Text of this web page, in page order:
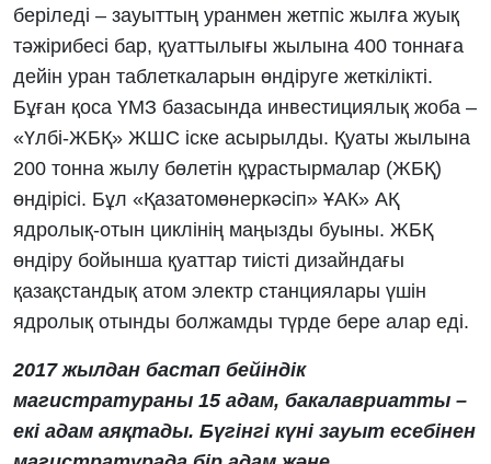
беріледі – зауыттың уранмен жетпіс жылға жуық
тәжірибесі бар, қуаттылығы жылына 400 тоннаға
дейін уран таблеткаларын өндіруге жеткілікті.
Бұған қоса ҮМЗ базасында инвестициялық жоба –
«Үлбі-ЖБҚ» ЖШС іске асырылды. Қуаты жылына
200 тонна жылу бөлетін құрастырмалар (ЖБҚ)
өндірісі. Бұл «Қазатомөнеркәсіп» ҰАК» АҚ
ядролық-отын циклінің маңызды буыны. ЖБҚ
өндіру бойынша қуаттар тиісті дизайндағы
қазақстандық атом электр станциялары үшін
ядролық отынды болжамды түрде бере алар еді.
2017 жылдан бастап бейіндік
магистратураны 15 адам, бакалавриатты –
екі адам аяқтады. Бүгінгі күні зауыт есебінен